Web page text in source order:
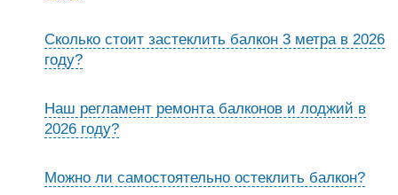
Сколько стоит застеклить балкон 3 метра в 2026
году?
Наш регламент ремонта балконов и лоджий в
2026 году?
Можно ли самостоятельно остеклить балкон?